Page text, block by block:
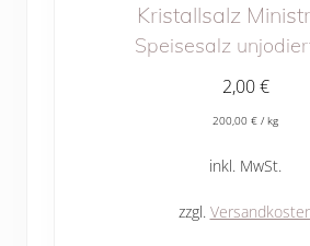
Kristallsalz
Speisesalz
2,00€
200,00 € /kg
inkl. MwSt.
zzgl.